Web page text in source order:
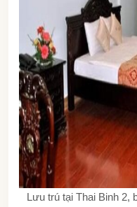
Lưu trú tại Thai Binh 2,